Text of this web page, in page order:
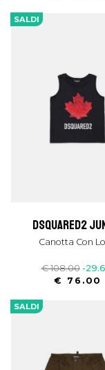
SALDI
dsquared2
Canotta Con
€ 108.00 -
€ 76.00
SALDI